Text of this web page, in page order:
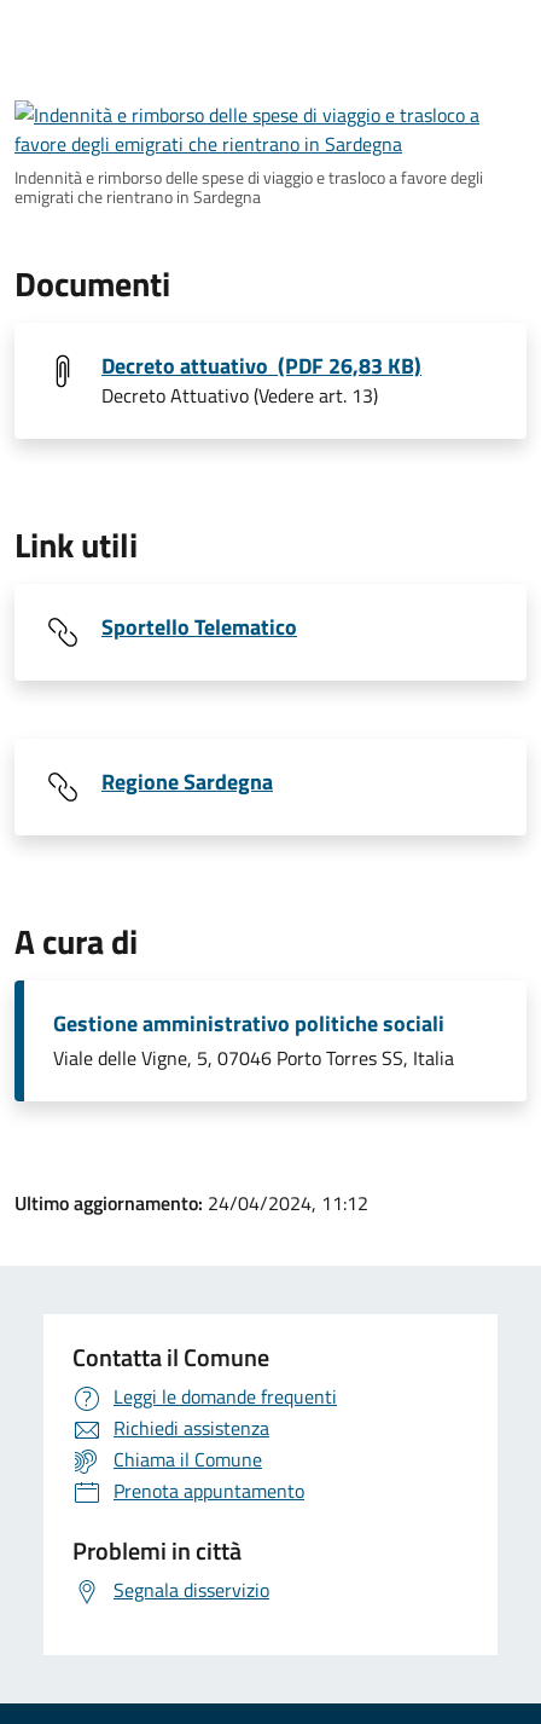
Indennità e rimborso delle spese di viaggio e trasloco a favore degli
emigrati che rientrano in Sardegna
Documenti
Decreto attuativo (PDF 26,83 KB)
Decreto Attuativo (Vedere art. 13)
Link utili
Sportello Telematico
Regione Sardegna
A cura di
Gestione amministrativo politiche sociali
Viale delle Vigne, 5, 07046 Porto Torres SS, Italia
Ultimo aggiornamento: 24/04/2024, 11:12
Contatta il Comune
Leggi le domande frequenti
Richiedi assistenza
Chiama il Comune
Prenota appuntamento
Problemi in città
Segnala disservizio